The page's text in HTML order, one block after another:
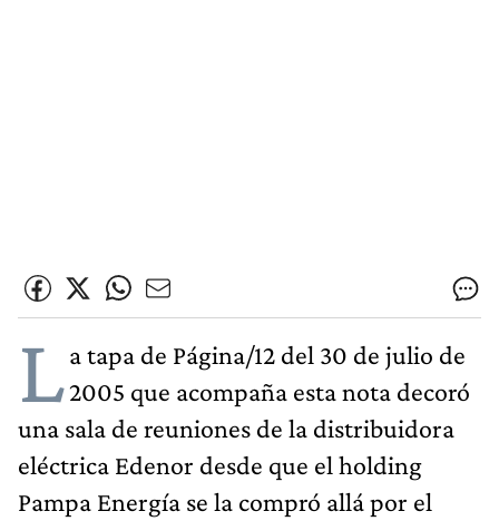
La tapa de Página/12 del 30 de julio de
2005 que acompaña esta nota decoró
una sala de reuniones de la distribuidora
eléctrica Edenor desde que el holding
Pampa Energía se la compró allá por el